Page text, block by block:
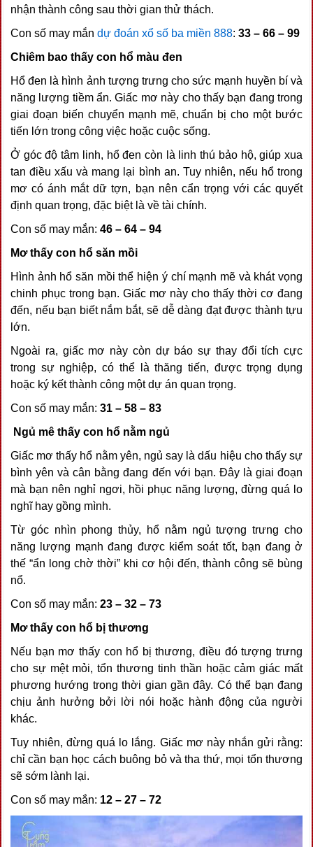
nhận thành công sau thời gian thử thách.
Con số may mắn dự đoán xổ số ba miền 888: 33 – 66 – 99
Chiêm bao thấy con hổ màu đen
Hổ đen là hình ảnh tượng trưng cho sức mạnh huyền bí và
năng lượng tiềm ẩn. Giấc mơ này cho thấy bạn đang trong
giai đoạn biến chuyển mạnh mẽ, chuẩn bị cho một bước
tiến lớn trong công việc hoặc cuộc sống.
Ở góc độ tâm linh, hổ đen còn là linh thú bảo hộ, giúp xua
tan điều xấu và mang lại bình an. Tuy nhiên, nếu hổ trong
mơ có ánh mắt dữ tợn, bạn nên cẩn trọng với các quyết
định quan trọng, đặc biệt là về tài chính.
Con số may mắn: 46 – 64 – 94
Mơ thấy con hổ săn mồi
Hình ảnh hổ săn mồi thể hiện ý chí mạnh mẽ và khát vọng
chinh phục trong bạn. Giấc mơ này cho thấy thời cơ đang
đến, nếu bạn biết nắm bắt, sẽ dễ dàng đạt được thành tựu
lớn.
Ngoài ra, giấc mơ này còn dự báo sự thay đổi tích cực
trong sự nghiệp, có thể là thăng tiến, được trọng dụng
hoặc ký kết thành công một dự án quan trọng.
Con số may mắn: 31 – 58 – 83
Ngủ mê thấy con hổ nằm ngủ
Giấc mơ thấy hổ nằm yên, ngủ say là dấu hiệu cho thấy sự
bình yên và cân bằng đang đến với bạn. Đây là giai đoạn
mà bạn nên nghỉ ngơi, hồi phục năng lượng, đừng quá lo
nghĩ hay gồng mình.
Từ góc nhìn phong thủy, hổ nằm ngủ tượng trưng cho
năng lượng mạnh đang được kiểm soát tốt, bạn đang ở
thế “ẩn long chờ thời” khi cơ hội đến, thành công sẽ bùng
nổ.
Con số may mắn: 23 – 32 – 73
Mơ thấy con hổ bị thương
Nếu bạn mơ thấy con hổ bị thương, điều đó tượng trưng
cho sự mệt mỏi, tổn thương tinh thần hoặc cảm giác mất
phương hướng trong thời gian gần đây. Có thể bạn đang
chịu ảnh hưởng bởi lời nói hoặc hành động của người
khác.
Tuy nhiên, đừng quá lo lắng. Giấc mơ này nhắn gửi rằng:
chỉ cần bạn học cách buông bỏ và tha thứ, mọi tổn thương
sẽ sớm lành lại.
Con số may mắn: 12 – 27 – 72